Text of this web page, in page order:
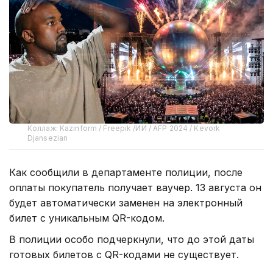
Коллаж: Kazinform / Freepik /ИИ / AFP 2024 / Kevork
Djansezian
Как сообщили в департаменте полиции, после
оплаты покупатель получает ваучер. 13 августа он
будет автоматически заменен на электронный
билет с уникальным QR-кодом.
В полиции особо подчеркнули, что до этой даты
готовых билетов с QR-кодами не существует.